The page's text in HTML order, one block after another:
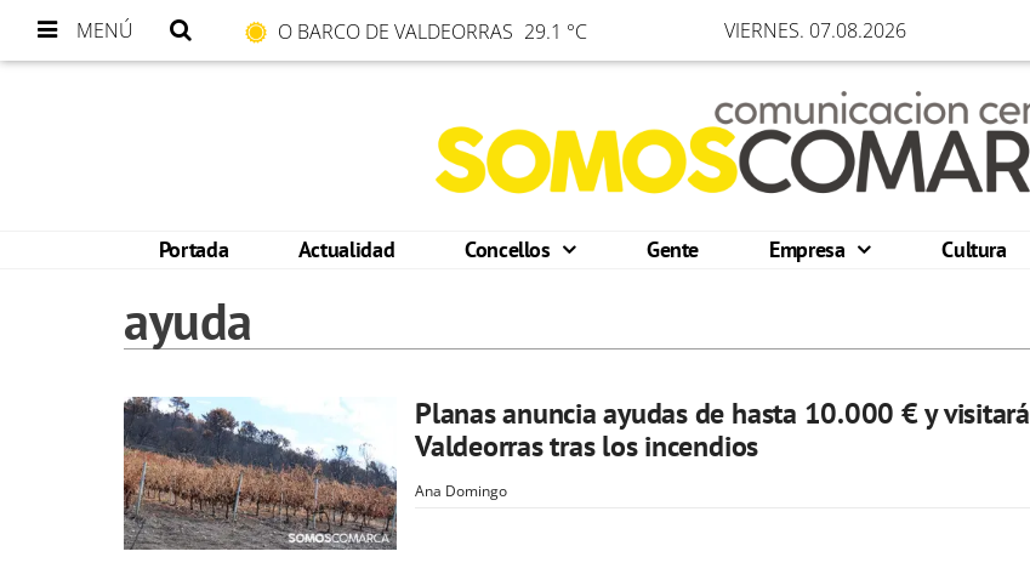
MENÚ O BARCO DE VALDEORRAS 29.1 °C VIERNES. 07.08.2026
Portada Actualidad Concellos Gente Empresa Cultura
ayuda
Planas anuncia ayudas de hasta 10.000 € y visitará
Valdeorras tras los incendios
Ana Domingo